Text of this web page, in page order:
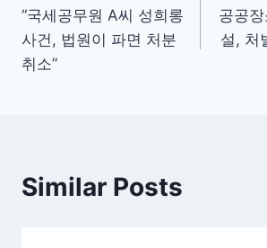
탐
색
“국세공무원 A씨 성희롱
사건, 법원이 파면 처분
취소”
공공
설, 처
Similar Posts